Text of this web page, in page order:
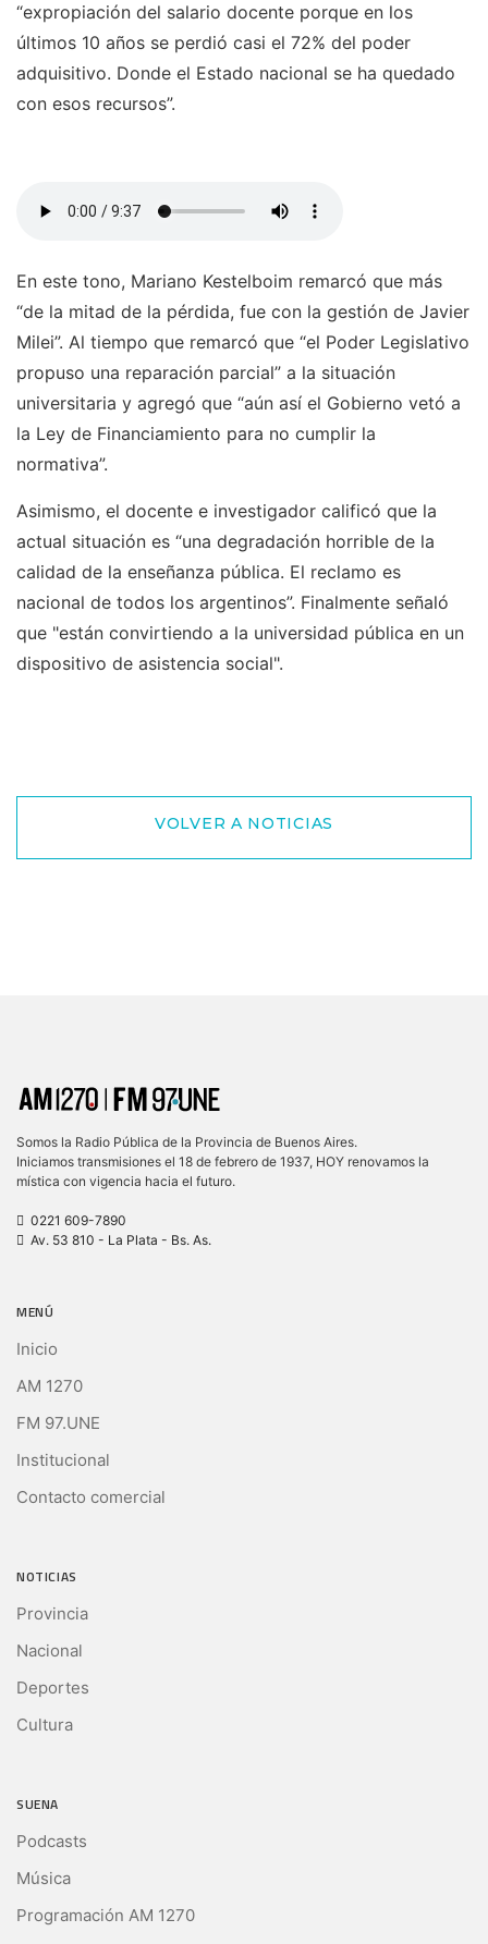
“expropiación del salario docente porque en los
últimos 10 años se perdió casi el 72% del poder
adquisitivo. Donde el Estado nacional se ha quedado
con esos recursos”.
En este tono, Mariano Kestelboim remarcó que más
“de la mitad de la pérdida, fue con la gestión de Javier
Milei”. Al tiempo que remarcó que “el Poder Legislativo
propuso una reparación parcial” a la situación
universitaria y agregó que “aún así el Gobierno vetó a
la Ley de Financiamiento para no cumplir la
normativa”.
Asimismo, el docente e investigador calificó que la
actual situación es “una degradación horrible de la
calidad de la enseñanza pública. El reclamo es
nacional de todos los argentinos”. Finalmente señaló
que "están convirtiendo a la universidad pública en un
dispositivo de asistencia social".
VOLVER A NOTICIAS
Somos la Radio Pública de la Provincia de Buenos Aires.
Iniciamos transmisiones el 18 de febrero de 1937, HOY renovamos la
mística con vigencia hacia el futuro.
0221 609-7890
Av. 53 810 - La Plata - Bs. As.
MENÚ
Inicio
AM 1270
FM 97.UNE
Institucional
Contacto comercial
NOTICIAS
Provincia
Nacional
Deportes
Cultura
SUENA
Podcasts
Música
Programación AM 1270